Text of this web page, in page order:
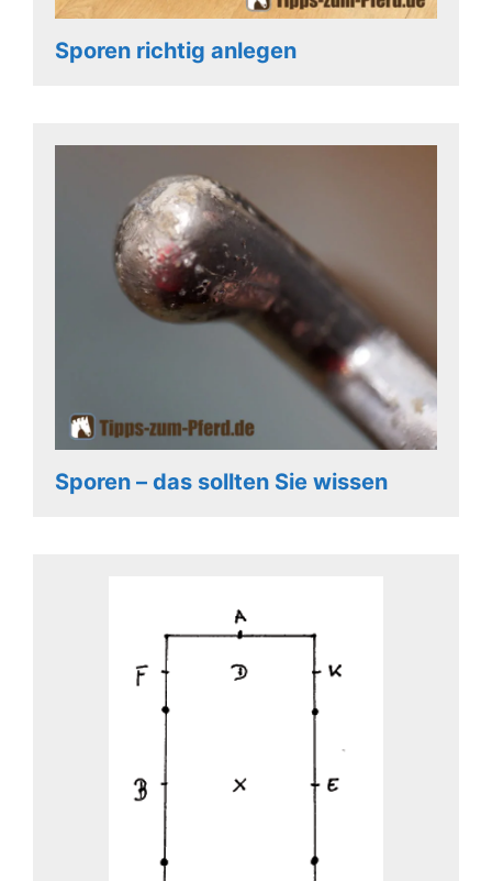
Sporen richtig anlegen
Sporen – das sollten Sie wissen